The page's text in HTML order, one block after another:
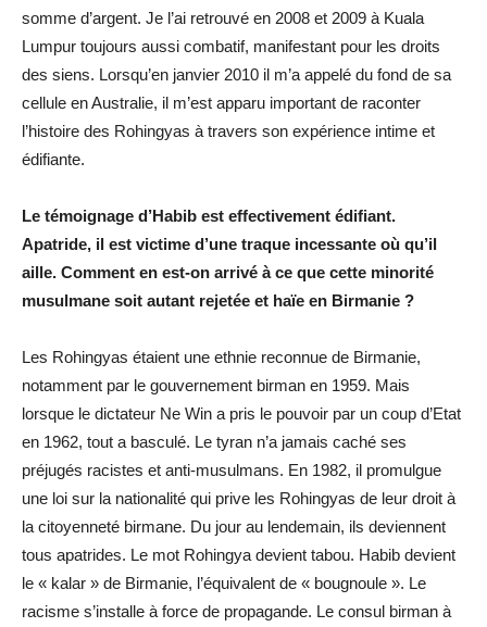
somme d’argent. Je l’ai retrouvé en 2008 et 2009 à Kuala
Lumpur toujours aussi combatif, manifestant pour les droits
des siens. Lorsqu’en janvier 2010 il m’a appelé du fond de sa
cellule en Australie, il m’est apparu important de raconter
l’histoire des Rohingyas à travers son expérience intime et
édifiante.
Le témoignage d’Habib est effectivement édifiant.
Apatride, il est victime d’une traque incessante où qu’il
aille. Comment en est-on arrivé à ce que cette minorité
musulmane soit autant rejetée et haïe en Birmanie ?
Les Rohingyas étaient une ethnie reconnue de Birmanie,
notamment par le gouvernement birman en 1959. Mais
lorsque le dictateur Ne Win a pris le pouvoir par un coup d’Etat
en 1962, tout a basculé. Le tyran n’a jamais caché ses
préjugés racistes et anti-musulmans. En 1982, il promulgue
une loi sur la nationalité qui prive les Rohingyas de leur droit à
la citoyenneté birmane. Du jour au lendemain, ils deviennent
tous apatrides. Le mot Rohingya devient tabou. Habib devient
le « kalar » de Birmanie, l’équivalent de « bougnoule ». Le
racisme s’installe à force de propagande. Le consul birman à